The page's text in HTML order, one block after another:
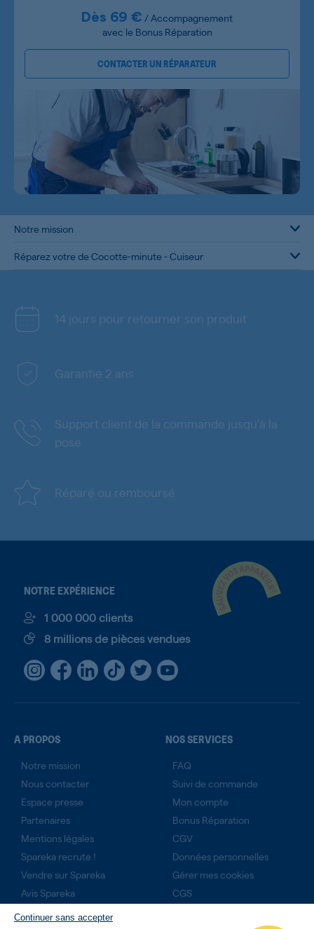
Continuer sans accepter
Dès 69 € / Accompagnement
avec le Bonus Réparation
CONTACTER UN RÉPARATEUR
Notre mission
Réparez votre de Cocotte-minute - Cuiseur
14 jours pour retourner son produit
Garantie 2 ans
Support client de la commande jusqu'à la
pose
Réparé ou remboursé
NOTRE EXPÉRIENCE
1 000 000 clients
8 millions de pièces vendues
A PROPOS
Notre mission
Nous contacter
Espace presse
Partenaires
Mentions légales
Spareka recrute !
Vendre sur Spareka
Avis Spareka
Technicien expert ?
Rejoignez-nous
NOS SERVICES
FAQ
Suivi de commande
Mon compte
Bonus Réparation
CGV
Données personnelles
Gérer mes cookies
CGS